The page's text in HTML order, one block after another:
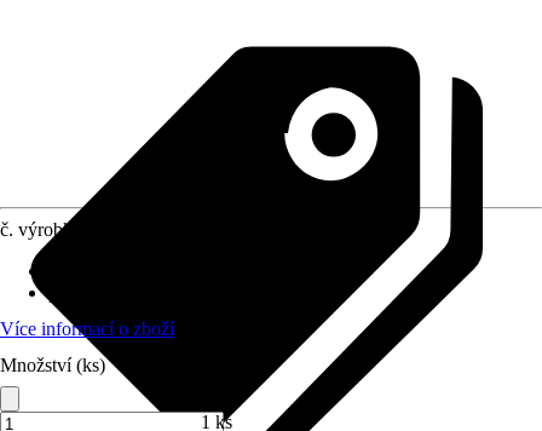
č. výrobku
Více informací o zboží
Množství (ks)
1 ks